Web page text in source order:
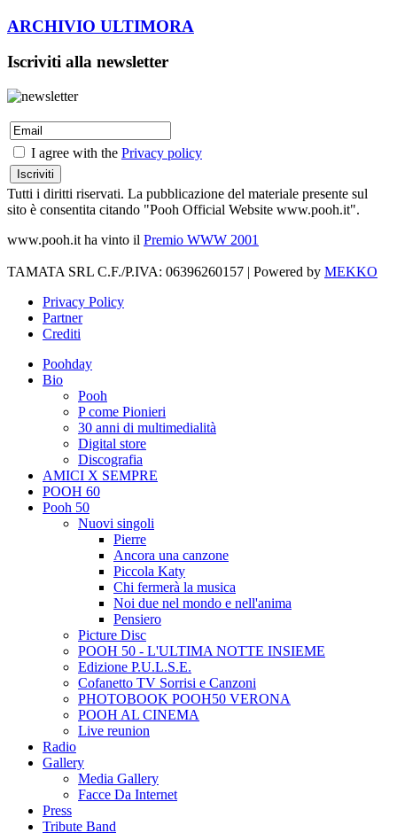
ARCHIVIO ULTIMORA
Iscriviti alla newsletter
I agree with the Privacy policy
Tutti i diritti riservati. La pubblicazione del materiale presente sul
sito è consentita citando "Pooh Official Website www.pooh.it".
www.pooh.it ha vinto il Premio WWW 2001
TAMATA SRL C.F./P.IVA: 06396260157 | Powered by MEKKO
Privacy Policy
Partner
Crediti
Poohday
Bio
Pooh
P come Pionieri
30 anni di multimedialità
Digital store
Discografia
AMICI X SEMPRE
POOH 60
Pooh 50
Nuovi singoli
Pierre
Ancora una canzone
Piccola Katy
Chi fermerà la musica
Noi due nel mondo e nell'anima
Pensiero
Picture Disc
POOH 50 - L'ULTIMA NOTTE INSIEME
Edizione P.U.L.S.E.
Cofanetto TV Sorrisi e Canzoni
PHOTOBOOK POOH50 VERONA
POOH AL CINEMA
Live reunion
Radio
Gallery
Media Gallery
Facce Da Internet
Press
Tribute Band